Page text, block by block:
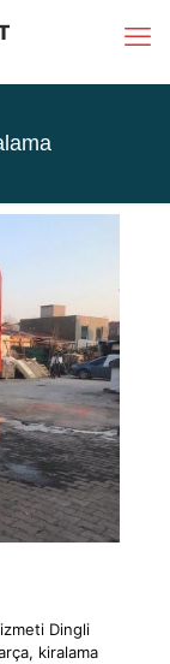
Dingli
kiralama